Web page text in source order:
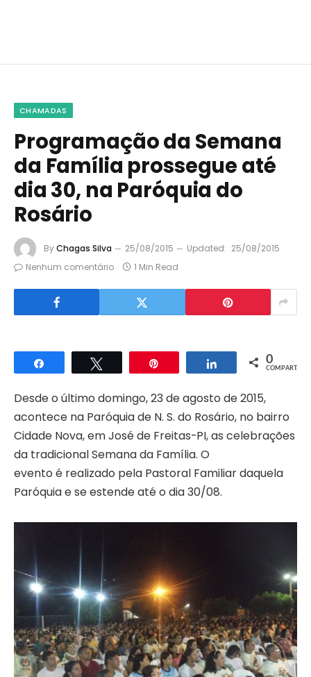
CHAMADAS
Programação da Semana
da Família prossegue até
dia 30, na Paróquia do
Rosário
ByChagas Silva 25/08/2015 Updated: 25/08/2015
Nenhum comentário
1 Min Read
Compartilhar Compartilhar
0
COMPART.
Desde o último domingo, 23 de agosto de 2015,
acontece na Paróquia de N. S. do Rosário, no bairro
Cidade Nova, em José de Freitas-PI, as celebrações
da tradicional Semana da Família. O
evento é realizado pela Pastoral Familiar daquela
Paróquia e se estende até o dia 30/08.